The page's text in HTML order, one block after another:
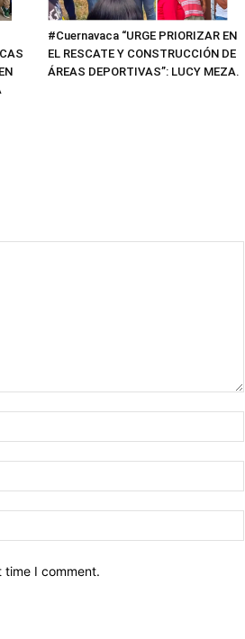
#Cuernavaca “URGE PRIORIZAR EN
EL RESCATE Y CONSTRUCCIÓN DE
ÁREAS DEPORTIVAS”: LUCY MEZA.
time I comment.